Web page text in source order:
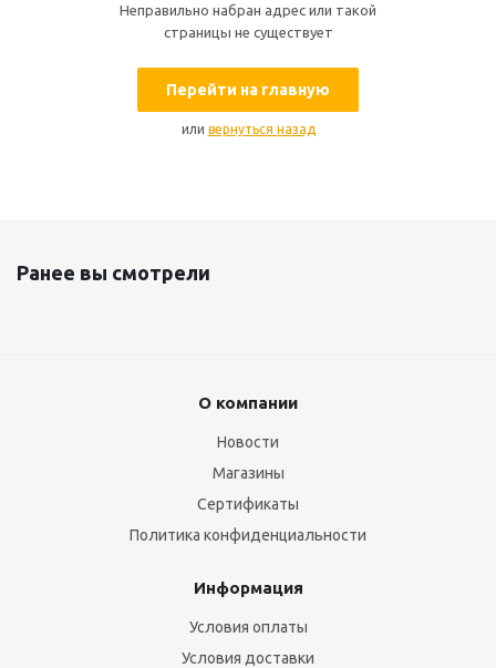
Неправильно набран адрес или такой
страницы не существует
Перейти на главную
или вернуться назад
Ранее вы смотрели
О компании
Новости
Магазины
Сертификаты
Политика конфиденциальности
Информация
Условия оплаты
Условия доставки